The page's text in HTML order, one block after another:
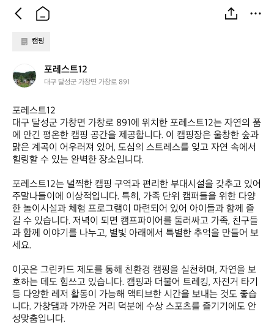
캠핑
포
레
트
1
2
포레스트12
대구 달성군 가창면 가창로 891
포레스트12
대구 달성군 가창면 가창로 891에 위치한 포레스트12는 자연의 품
에 안긴 평온한 캠핑 공간을 제공합니다. 이 캠핑장은 울창한 숲과
맑은 계곡이 어우러져 있어, 도심의 스트레스를 잊고 자연 속에서
힐링할 수 있는 완벽한 장소입니다.
포레스트12는 널찍한 캠핑 구역과 편리한 부대시설을 갖추고 있어
주말나들이에 이상적입니다. 특히, 가족 단위 캠퍼들을 위한 다양
한 놀이시설과 체험 프로그램이 마련되어 있어 아이들과 함께 즐
길 수 있습니다. 저녁이 되면 캠프파이어를 둘러싸고 가족, 친구들
과 함께 이야기를 나누고, 별빛 아래에서 특별한 추억을 만들어 보
세요.
이곳은 그린카드 제도를 통해 친환경 캠핑을 실천하며, 자연을 보
호하는 데도 힘쓰고 있습니다. 캠핑과 더불어 트레킹, 자전거 타기
등 다양한 레저 활동이 가능해 액티브한 시간을 보내는 것도 좋습
니다. 가창댐과 가까운 거리 덕분에 수상 스포츠를 즐기기에도 안
성맞춤입니다.